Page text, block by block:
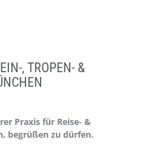
, TROPEN- &
Praxis für Reise- &
begrüßen zu dürfen.